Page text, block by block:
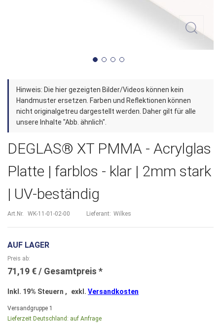
Zum
Anfang
der
Bildergalerie
Hinweis: Die hier gezeigten Bilder/Videos können kein
Handmuster ersetzen. Farben und Reflektionen können
nicht originalgetreu dargestellt werden. Daher gilt für alle
unsere Inhalte "Abb. ähnlich".
DEGLAS® XT PMMA - Acrylglas
Platte | farblos - klar | 2mm stark
| UV-beständig
Art.Nr. WK-11-01-02-00 Lieferant: Wilkes
AUF LAGER
Preis ab
71,19 €
Inkl. 19% Steuern , exkl. Versandkosten
Versandgruppe 1
Lieferzeit Deutschland: auf Anfrage